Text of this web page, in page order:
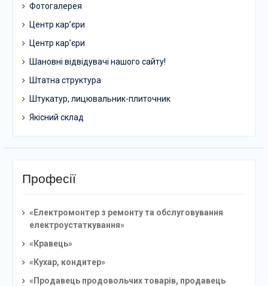
Фотогалерея
Центр кар’єри
Центр кар’єри
Шановні відвідувачі нашого сайту!
Штатна структура
Штукатур, лицювальник-плиточник
Якісний склад
Професії
«Електромонтер з ремонту та обслуговування
електроустаткування»
«Кравець»
«Кухар, кондитер»
«Продавець продовольчих товарів, продавець